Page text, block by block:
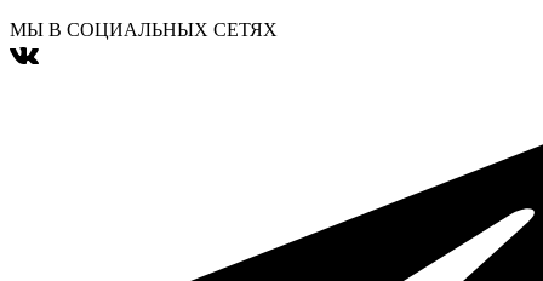
МЫ В СОЦИАЛЬНЫХ СЕТЯХ